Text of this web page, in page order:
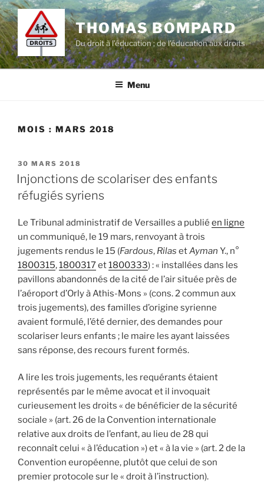
Aller
au
contenu
principal
THOMAS BOMPARD
Du droit à l’éducation ; de l'éducation aux droits
Menu
MOIS : MARS 2018
PUBLIÉ
LE
30 MARS 2018
Injonctions de scolariser des enfants
réfugiés syriens
Le Tribunal administratif de Versailles a publié en ligne
un communiqué, le 19 mars, renvoyant à trois
jugements rendus le 15 (Fardous, Rilas etAyman Y., n°
1800315,1800317et1800333) : « installées dans les
pavillons abandonnés de la cité de l’air située près de
l’aéroport d’Orly à Athis-Mons » (cons. 2 commun aux
trois jugements), des familles d’origine syrienne
avaient formulé, l’été dernier, des demandes pour
scolariser leurs enfants ; le maire les ayant laissées
sans réponse, des recours furent formés.
A lire les trois jugements, les requérants étaient
représentés par le même avocat et il invoquait
curieusement les droits « de bénéficier de la sécurité
sociale » (art. 26 de la Convention internationale
relative aux droits de l’enfant, au lieu de 28 qui
reconnaît celui « à l’éducation ») et « à la vie » (art. 2 de la
Convention européenne, plutôt que celui de son
premier protocole sur le « droit à l’instruction).